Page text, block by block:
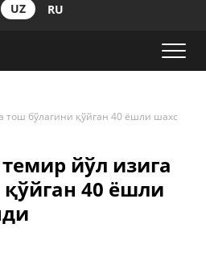
UZ RU
тош бўлагини қўйган 40 ёшли шахс
йўл изига
40 ёшли